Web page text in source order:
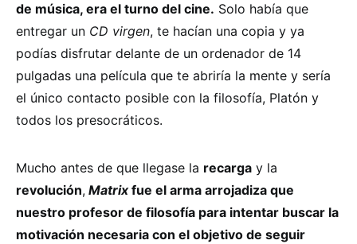
de música, era el turno del cine. Solo había que
entregar un CD virgen, te hacían una copia y ya
podías disfrutar delante de un ordenador de 14
pulgadas una película que te abriría la mente y sería
el único contacto posible con la filosofía, Platón y
todos los presocráticos.
Mucho antes de que llegase la recarga y la
revolución, Matrixfue el arma arrojadiza que
nuestro profesor de filosofía para intentar buscar la
motivación necesaria con el objetivo de seguir